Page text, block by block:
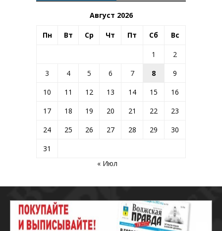
Август 2026
Пн Вт Ср Чт Пт Сб Вс
1
2
3
4 5 6 7 8
9
10
11 12 13 14 15
16
17
18 19 20 21 22
23
24
25 26 27 28 29
30
31
« Июл